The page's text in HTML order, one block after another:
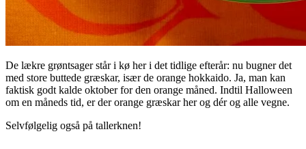
De lækre grøntsager står i kø her i det tidlige efterår: nu bugner det
med store buttede græskar, især de orange hokkaido. Ja, man kan
faktisk godt kalde oktober for den orange måned. Indtil Halloween
om en måneds tid, er der orange græskar her og dér og alle vegne.
Selvfølgelig også på tallerknen!